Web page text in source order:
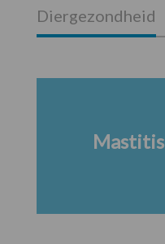
Diergezondheid
Mastitis